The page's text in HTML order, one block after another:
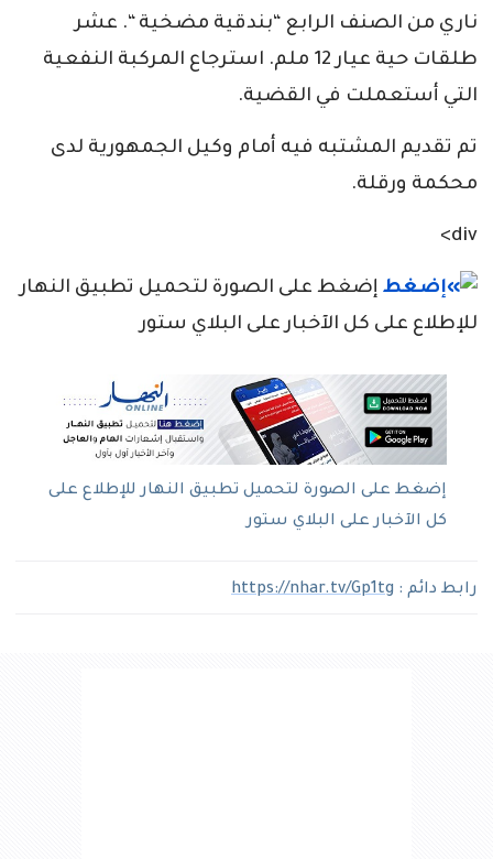
ناري من الصنف الرابع “بندقية مضخية “. عشر
طلقات حية عيار 12 ملم. استرجاع المركبة النفعية
التي أستعملت في القضية.
تم تقديم المشتبه فيه أمام وكيل الجمهورية لدى
محكمة ورقلة.
div>
إضغط على الصورة لتحميل تطبيق النهار
للإطلاع على كل الآخبار على البلاي ستور
إضغط على الصورة لتحميل تطبيق النهار للإطلاع على
كل الآخبار على البلاي ستور
رابط دائم : https://nhar.tv/Gp1tg